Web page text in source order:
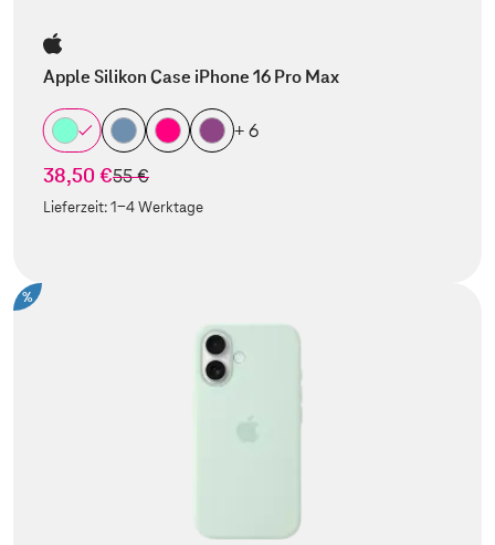
Apple Silikon Case iPhone 16 Pro Max
+ 6
38,50 €statt
55 €
Lieferzeit:1-4 Werktage
%